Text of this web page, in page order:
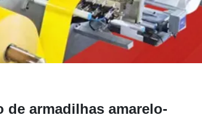
de armadilhas amarelo-